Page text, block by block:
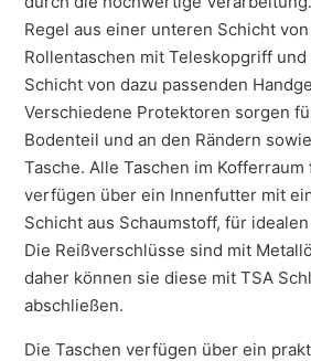
Regel aus einer unteren Schicht
Rollentaschen mit Teleskopgriff
Schicht von dazu passenden
Verschiedene Protektoren sorgen
Bodenteil und an den Rändern
Tasche. Alle Taschen im Kofferraum
verfügen über ein Innenfutter mit
Schicht aus Schaumstoff, für
Die Reißverschlüsse sind mit
daher können sie diese mit TSA
abschließen.
Die Taschen verfügen über ein